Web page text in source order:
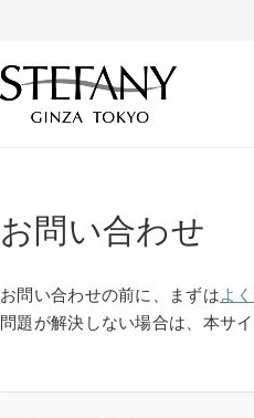
お問い合わせ
お問い合わせの前に、まずはよ
問題が解決しない場合は、本サ